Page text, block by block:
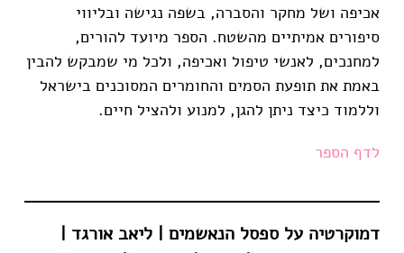
אכיפה ושל מחקר והסברה, בשפה נגישה ובליווי
סיפורים אמיתיים מהשטח. הספר מיועד להורים,
למחנכים, לאנשי טיפול ואכיפה, ולכל מי שמבקש להבין
באמת את תופעת הסמים והחומרים המסוכנים בישראל
וללמוד כיצד ניתן להגן, למנוע ולהציל חיים.
לדף הספר
דמוקרטיה על ספסל הנאשמים | ליאב אורגד |